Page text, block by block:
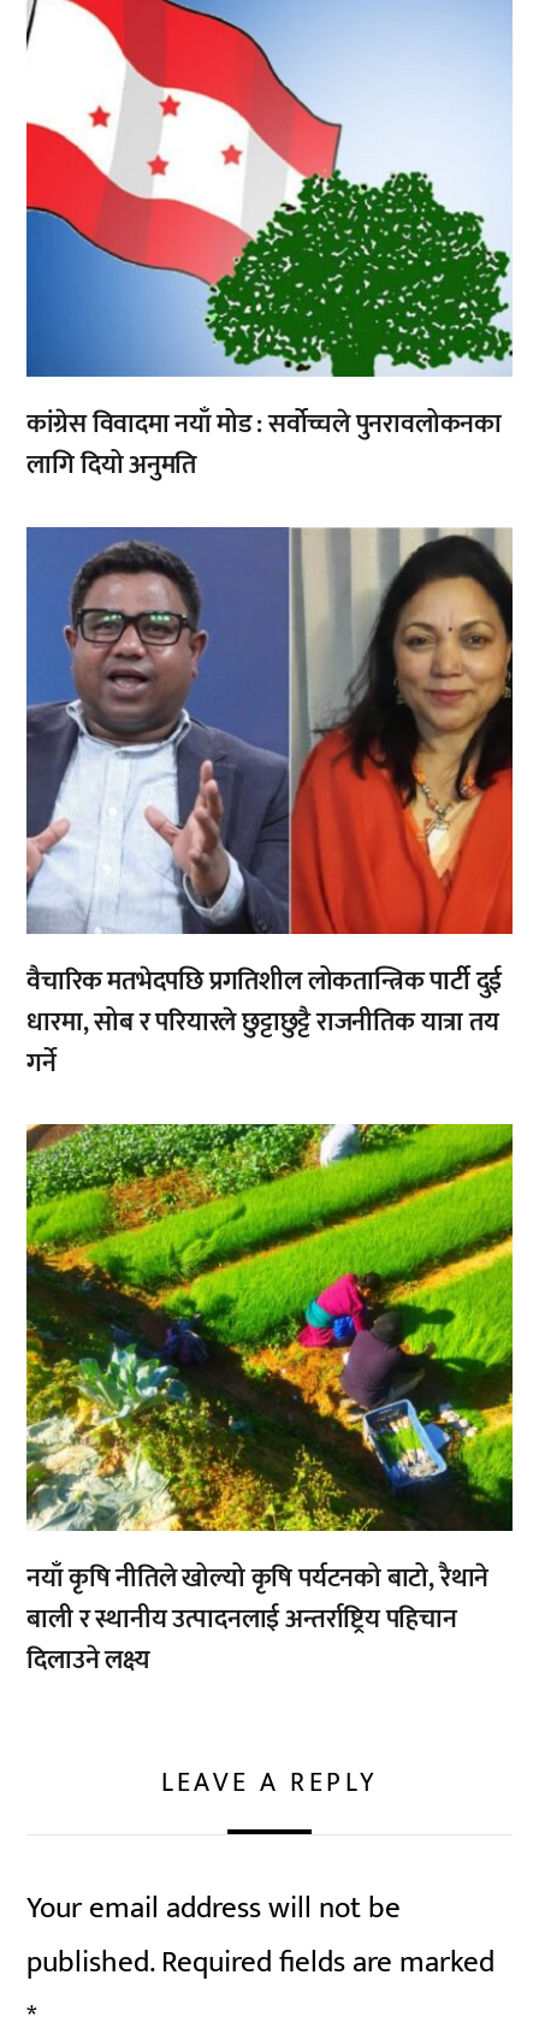
कांग्रेस विवादमा नयाँ मोड : सर्वोच्चले पुनरावलोकनका
लागि दियो अनुमति
वैचारिक मतभेदपछि प्रगतिशील लोकतान्त्रिक पार्टी दुई
धारमा, सोब र परियारले छुट्टाछुट्टै राजनीतिक यात्रा तय
गर्ने
,
नयाँ कृषि नीतिले खोल्यो कृषि पर्यटनको बाटो, रैथाने
बाली र स्थानीय उत्पादनलाई अन्तर्राष्ट्रिय पहिचान
दिलाउने लक्ष्य
LEAVE A REPLY
Your email address will not be
published.Required fields are marked
*